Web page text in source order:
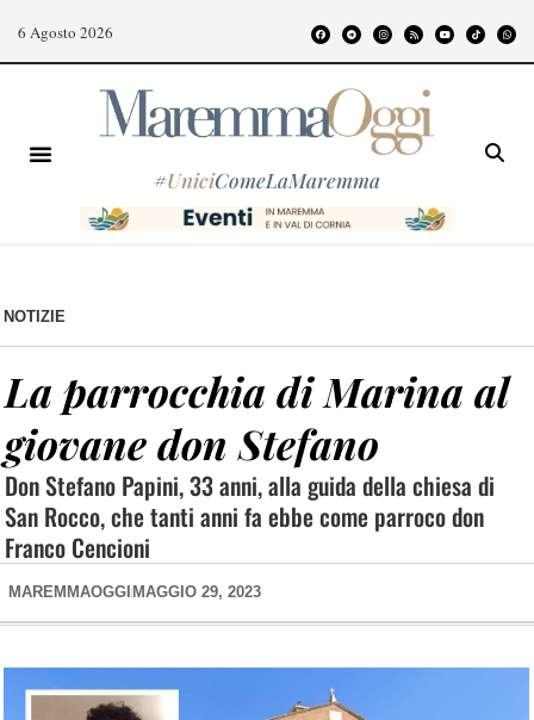
6 Agosto 2026
#UniciComeLaMaremma
NOTIZIE
La parrocchia di Marina al
giovane don Stefano
Don Stefano Papini, 33 anni, alla guida della chiesa di
San Rocco, che tanti anni fa ebbe come parroco don
Franco Cencioni
MAREMMAOGGI MAGGIO 29, 2023